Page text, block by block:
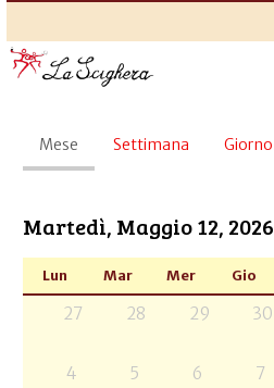
Schede
primarie
Mese (scheda
attiva)
Settimana Giorno
Martedì, Maggio 12, 2026
Lun Mar Mer Gio
27 28 29 30
4 5 6 7